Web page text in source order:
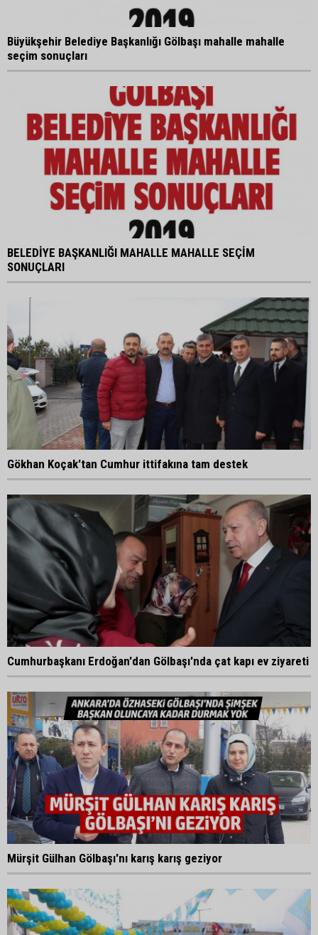
Büyükşehir Belediye Başkanlığı Gölbaşı mahalle mahalle
seçim sonuçları
BELEDİYE BAŞKANLIĞI MAHALLE MAHALLE SEÇİM
SONUÇLARI
Gökhan Koçak'tan Cumhur ittifakına tam destek
Cumhurbaşkanı Erdoğan'dan Gölbaşı'nda çat kapı ev ziyareti
Mürşit Gülhan Gölbaşı'nı karış karış geziyor